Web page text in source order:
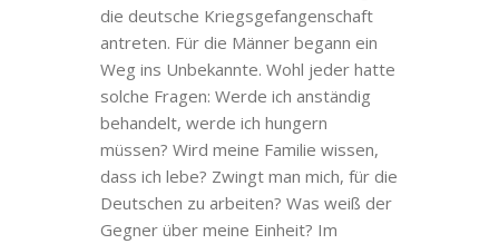
die deutsche Kriegsgefangenschaft
antreten. Für die Männer begann ein
Weg ins Unbekannte. Wohl jeder hatte
solche Fragen: Werde ich anständig
behandelt, werde ich hungern
müssen? Wird meine Familie wissen,
dass ich lebe? Zwingt man mich, für die
Deutschen zu arbeiten? Was weiß der
Gegner über meine Einheit? Im